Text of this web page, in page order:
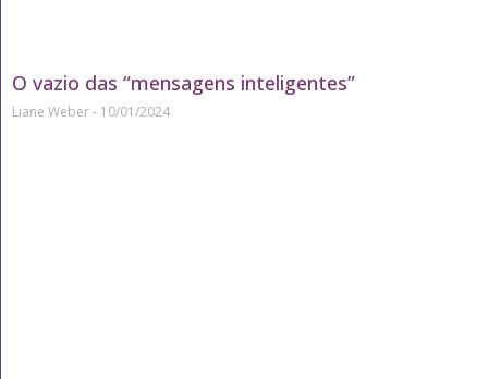
O vazio das “mensagens inteligentes”
Liane Weber 10/01/2024